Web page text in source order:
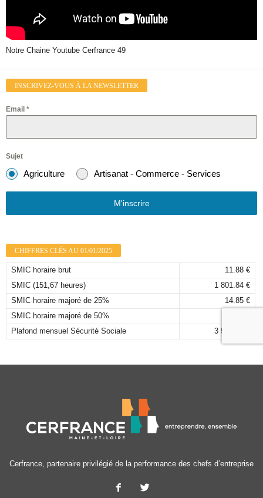
Notre Chaine Youtube Cerfrance 49
INSCRIVEZ-VOUS À LA NEWSLETTER
Email *
Sujet
Agriculture Artisanat - Commerce - Services
M'inscrire
CHIFFRES CLÉS AU 01/01/2025
SMIC horaire brut
11.88 €
SMIC (151,67 heures)
1 801.84 €
SMIC horaire majoré de 25%
14.85 €
SMIC horaire majoré de 50%
Plafond mensuel Sécurité Sociale
3 925,00 €
Cerfrance, partenaire privilégié de la performance des chefs d’entreprise